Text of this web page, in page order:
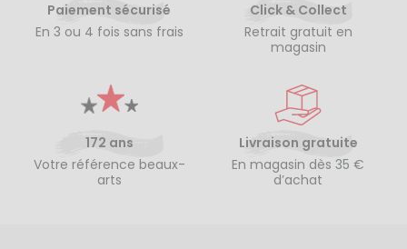
Paiement sécurisé
En 3 ou 4 fois sans frais
Click & Collect
Retrait gratuit en
magasin
172 ans
Votre référence beaux-
arts
Livraison gratuite
En magasin dès 35 €
d’achat